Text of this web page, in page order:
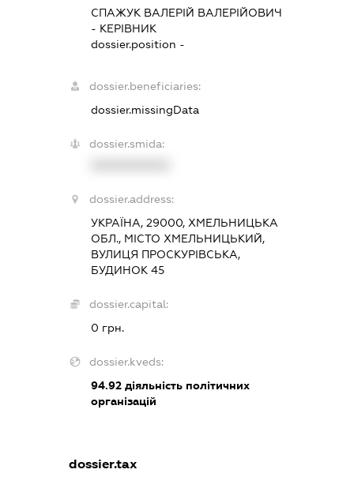
СПАЖУК ВАЛЕРІЙ ВАЛЕРІЙОВИЧ
- КЕРІВНИК
dossier.position -
dossier.beneficiaries:
dossier.missingData
dossier.smida:
dossier.address:
УКРАЇНА, 29000, ХМЕЛЬНИЦЬКА
ОБЛ., МІСТО ХМЕЛЬНИЦЬКИЙ,
ВУЛИЦЯ ПРОСКУРІВСЬКА,
БУДИНОК 45
dossier.capital:
0 грн.
dossier.kveds:
94.92діяльність політичних
організацій
dossier.tax